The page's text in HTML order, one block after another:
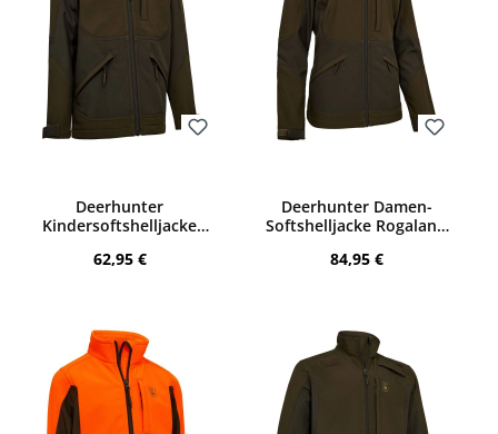
Deerhunter
Kindersoftshelljacke
Regulärer Preis:
62,95 €
Deerhunter Damen-
Softshelljacke Rogaland
Regulärer Preis:
84,95 €